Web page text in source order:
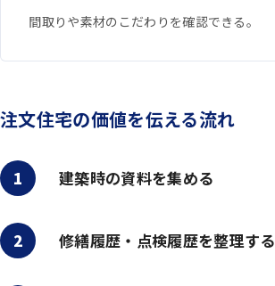
間取りや素材のこだわりを確認できる。
注文住宅の価値を伝える流れ
1 建築時の資料を集める
2 修繕履歴・点検履歴を整理する